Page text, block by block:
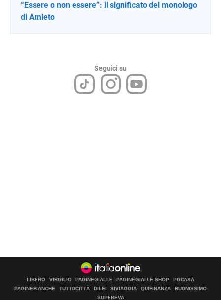
“Essere o non essere”: il significato del monologo
di Amleto
Seguici su
LIBERO VIRGILIO PAGINEGIALLE PAGINEGIALLE SHOP
PGCASA
PAGINEBIANCHE
TUTTOCITTÀ DILEI SIVIAGGIA QUIFINANZA
BUONISSIMO
SUPEREVA